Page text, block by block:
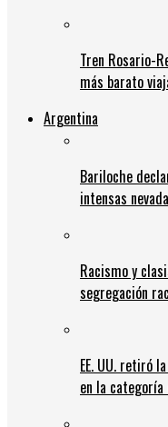
Tren Rosario-
más barato
Argentina
Bariloche
intensas
Racismo y
segregación
EE. UU. retiró
en la